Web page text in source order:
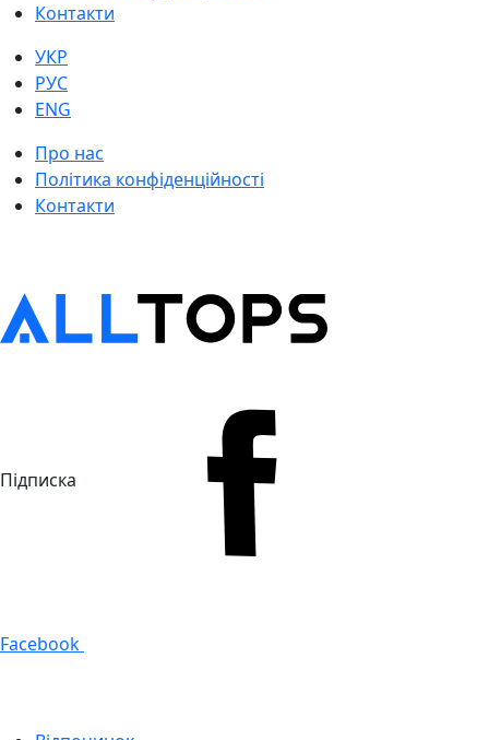
Контакти
УКР
РУС
ENG
Про нас
Політика конфіденційності
Контакти
Підписка
Facebook